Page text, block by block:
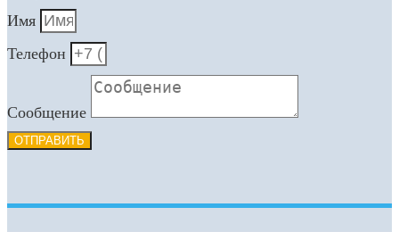
Имя
Телефон
Сообщение
ОТПРАВИТЬ